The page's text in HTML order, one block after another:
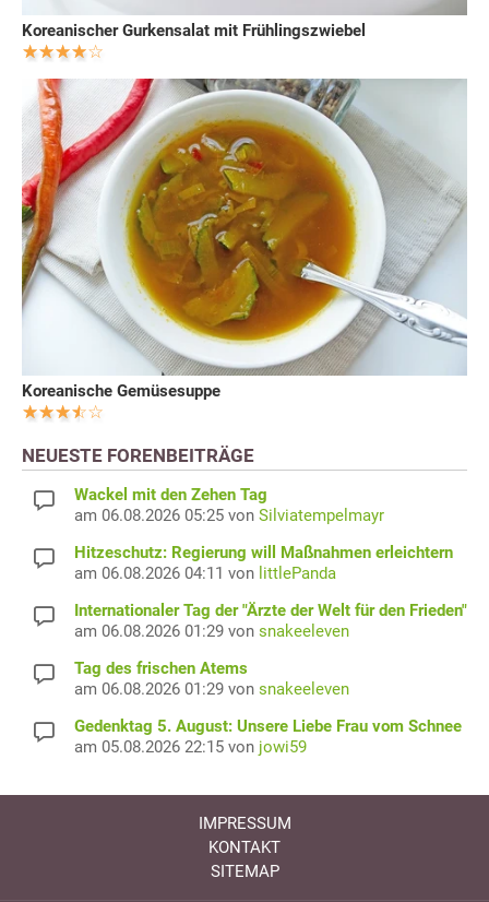
Koreanischer Gurkensalat mit Frühlingszwiebel
Koreanische Gemüsesuppe
NEUESTE FORENBEITRÄGE
Wackel mit den Zehen Tag
am 06.08.2026 05:25 von Silviatempelmayr
Hitzeschutz: Regierung will Maßnahmen erleichtern
am 06.08.2026 04:11 von littlePanda
Internationaler Tag der "Ärzte der Welt für den Frieden"
am 06.08.2026 01:29 von snakeeleven
Tag des frischen Atems
am 06.08.2026 01:29 von snakeeleven
Gedenktag 5. August: Unsere Liebe Frau vom Schnee
am 05.08.2026 22:15 von jowi59
IMPRESSUM
KONTAKT
SITEMAP